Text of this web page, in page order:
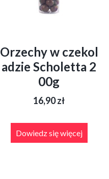
Orzechy w czekol
adzie Scholetta 2
00g
16,90zł
Dowiedz się więcej